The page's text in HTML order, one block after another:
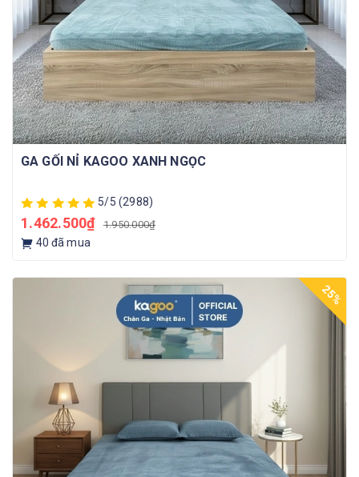
GA GỐI NỈ KAGOO XANH NGỌC
5/5 (2988)
1.462.500₫ 1.950.000₫
40 đã mua
25%